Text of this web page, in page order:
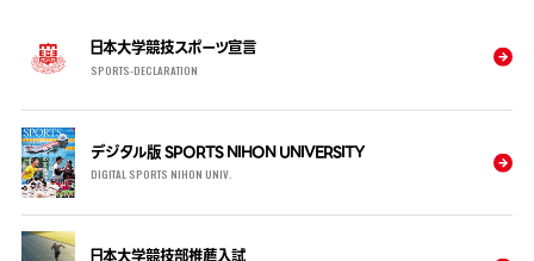
日本大学競技スポーツ宣言
SPORTS-DECLARATION
デジタル版 SPORTS NIHON UNIVERSITY
DIGITAL SPORTS NIHON UNIV.